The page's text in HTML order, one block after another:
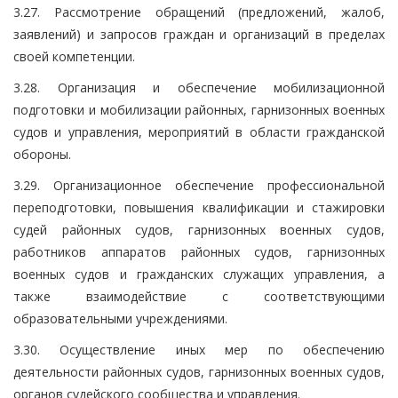
3.27. Рассмотрение обращений (предложений, жалоб,
заявлений) и запросов граждан и организаций в пределах
своей компетенции.
3.28. Организация и обеспечение мобилизационной
подготовки и мобилизации районных, гарнизонных военных
судов и управления, мероприятий в области гражданской
обороны.
3.29. Организационное обеспечение профессиональной
переподготовки, повышения квалификации и стажировки
судей районных судов, гарнизонных военных судов,
работников аппаратов районных судов, гарнизонных
военных судов и гражданских служащих управления, а
также взаимодействие с соответствующими
образовательными учреждениями.
3.30. Осуществление иных мер по обеспечению
деятельности районных судов, гарнизонных военных судов,
органов судейского сообщества и управления.